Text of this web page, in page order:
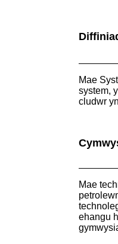
Mae
system,
cludwr
Mae
ehangu